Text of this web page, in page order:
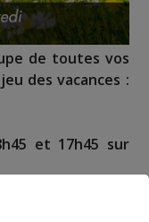
de toutes vos
des vacances :
et 17h45 sur